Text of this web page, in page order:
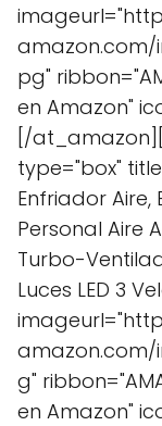
amazon.com/
pg"
en Amazon"
[/
type="box"
Enfriador Aire,
Personal Aire
Turbo-
Luces LED 3
amazon.com/
g"
en Amazon"